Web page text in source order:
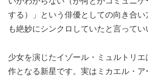
する）」という俳優としての向き合い
も絶妙にシンクロしていたと言ってい
少女を演じたイゾール・ミュルトリ
作となる新星です。実はミカエル・